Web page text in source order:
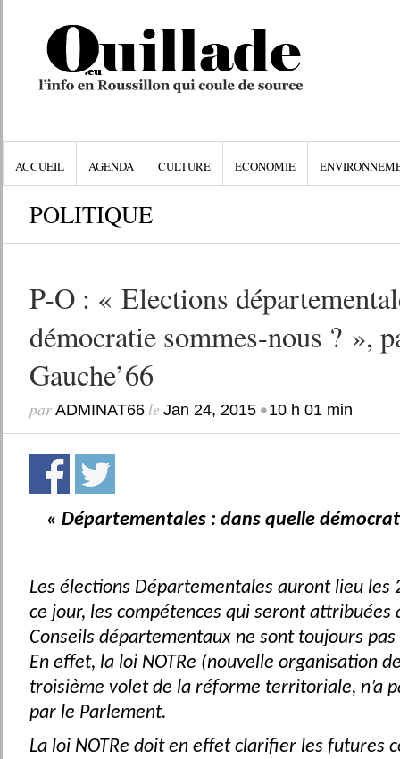
ACCUEIL AGENDA CULTURE ECONOMIE
POLITIQUE
P-O : « Elections
démocratie sommes-nous ? »,
Gauche’66
par ADMINAT66le Jan 24, 2015•10 h 01 min
« Départementales : dans quelle
Les élections Départementales auront lieu les
ce jour, les compétences qui seront attribuées
Conseils départementaux ne sont toujours
En effet, la loi NOTRe (nouvelle organisation
troisième volet de la réforme territoriale, n’a
par le Parlement.
La loi NOTRe doit en effet clarifier les futures